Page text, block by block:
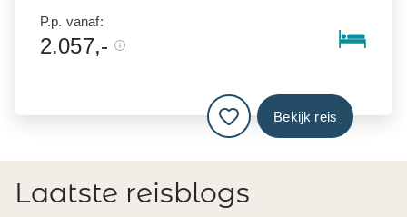
P.p. vanaf:
2.057,-
Bekijk reis
Laatste reisblogs